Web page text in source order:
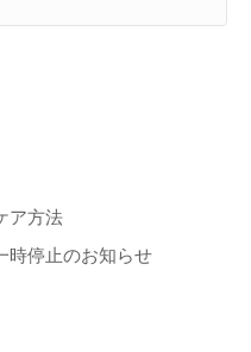
ア方法
時停止のお知らせ